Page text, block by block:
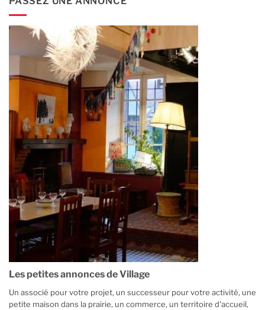
Les petites annonces de Village
Un associé pour votre projet, un successeur pour votre activité, une
petite maison dans la prairie, un commerce, un territoire d'accueil,